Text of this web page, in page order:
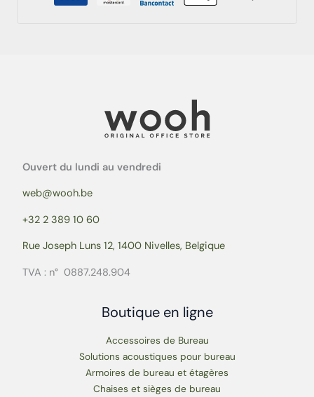
Ouvert du lundi au vendredi
web@wooh.be
+32 2 389 10 60
Rue Joseph Luns 12, 1400 Nivelles, Belgique
TVA : n° 0887.248.904
Boutique en ligne
Accessoires de Bureau
Solutions acoustiques pour bureau
Armoires de bureau et étagères
Chaises et sièges de bureau